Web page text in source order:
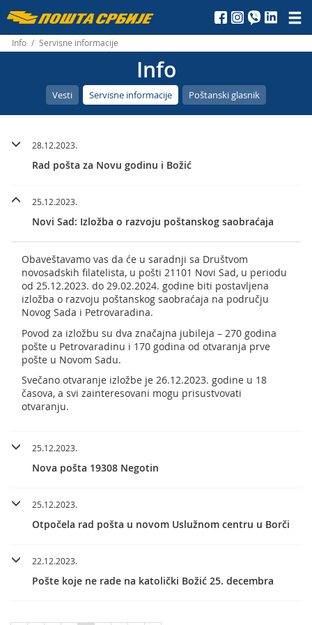
Пошта
Србије
д.о.о.
Info / Servisne informacije
Info
Vesti Servisne informacije Poštanski glasnik
28.12.2023.
Rad pošta za Novu godinu i Božić
25.12.2023.
Novi Sad: Izložba o razvoju poštanskog saobraćaja
Obaveštavamo vas da će u saradnji sa Društvom
novosadskih filatelista, u pošti 21101 Novi Sad, u periodu
od 25.12.2023. do 29.02.2024. godine biti postavljena
izložba o razvoju poštanskog saobraćaja na području
Novog Sada i Petrovaradina.
Povod za izložbu su dva značajna jubileja – 270 godina
pošte u Petrovaradinu i 170 godina od otvaranja prve
pošte u Novom Sadu.
Svečano otvaranje izložbe je 26.12.2023. godine u 18
časova, a svi zainteresovani mogu prisustvovati
otvaranju.
25.12.2023.
Nova pošta 19308 Negotin
25.12.2023.
Otpočela rad pošta u novom Uslužnom centru u Borči
22.12.2023.
Pošte koje ne rade na katolički Božić 25. decembra